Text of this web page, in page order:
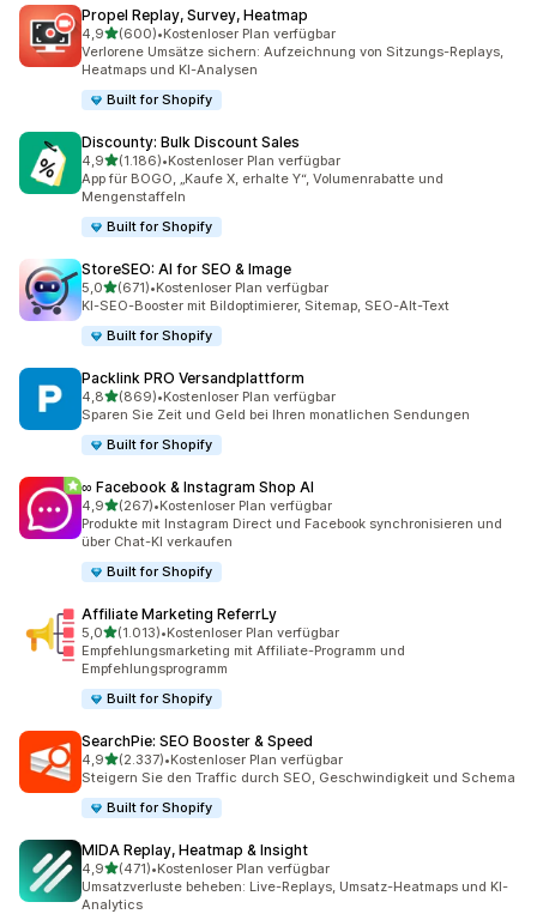
Propel Replay, Survey, Heatmap
4,9von 5 Sternen
(600)
600 Rezensionen insgesamt
•Kostenloser Plan verfügbar
Verlorene Umsätze sichern: Aufzeichnung von Sitzungs-Replays,
Heatmaps und KI-Analysen
Built for Shopify
Discounty: Bulk Discount Sales
4,9von 5 Sternen
(1.186)
1186 Rezensionen insgesamt
•Kostenloser Plan verfügbar
App für BOGO, „Kaufe X, erhalte Y“, Volumenrabatte und
Mengenstaffeln
Built for Shopify
StoreSEO: AI for SEO & Image
5,0von 5 Sternen
(671)
671 Rezensionen insgesamt
•Kostenloser Plan verfügbar
KI-SEO-Booster mit Bildoptimierer, Sitemap, SEO-Alt-Text
Built for Shopify
Packlink PRO Versandplattform
4,8von 5 Sternen
(869)
869 Rezensionen insgesamt
•Kostenloser Plan verfügbar
Sparen Sie Zeit und Geld bei Ihren monatlichen Sendungen
Built for Shopify
∞ Facebook & Instagram Shop AI
4,9von 5 Sternen
(267)
267 Rezensionen insgesamt
•Kostenloser Plan verfügbar
Produkte mit Instagram Direct und Facebook synchronisieren und
über Chat-KI verkaufen
Built for Shopify
Affiliate Marketing ReferrLy
5,0von 5 Sternen
(1.013)
1013 Rezensionen insgesamt
•Kostenloser Plan verfügbar
Empfehlungsmarketing mit Affiliate-Programm und
Empfehlungsprogramm
Built for Shopify
SearchPie: SEO Booster & Speed
4,9von 5 Sternen
(2.337)
2337 Rezensionen insgesamt
•Kostenloser Plan verfügbar
Steigern Sie den Traffic durch SEO, Geschwindigkeit und Schema
Built for Shopify
MIDA Replay, Heatmap & Insight
4,9von 5 Sternen
(471)
471 Rezensionen insgesamt
•Kostenloser Plan verfügbar
Umsatzverluste beheben: Live-Replays, Umsatz-Heatmaps und KI-
Analytics